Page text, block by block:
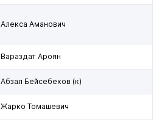
Алекса Аманович
Вараздат Ароян
Абзал Бейсебеков (к)
Жарко Томашевич